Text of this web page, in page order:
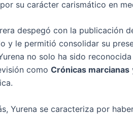
su carácter carismático en
despegó con la publicación
y le permitió consolidar su
no solo ha sido
como Crónicas marcianas
Yurena se caracteriza por